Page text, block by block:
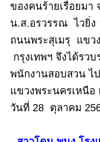
ของคนร้ายเรื่อยมา
น.ส.อรวรรณ ไวยิ่ง
ถนนพระสุเมรุ แขว
กรุงเทพฯ จึงได้รว
พนักงานสอบสวน ไ
แขวงพระนครเหนือ
วันที่ 28 ตุลาคม